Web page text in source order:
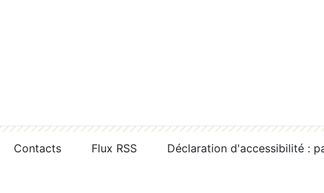
Contacts Flux RSS Déclaration d'accessibilité :